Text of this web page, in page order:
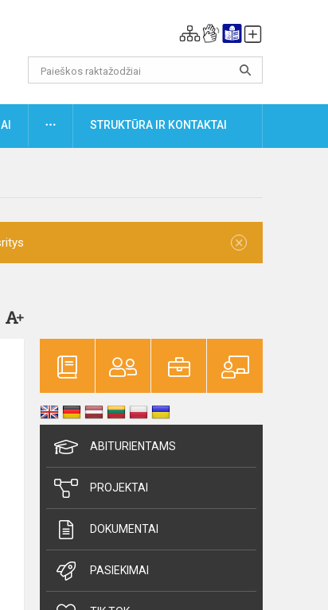
DAUGIAUSTRUKTŪRA IR KONTAKTAI
×
ABITURIENTAMS
PROJEKTAI
DOKUMENTAI
PASIEKIMAI